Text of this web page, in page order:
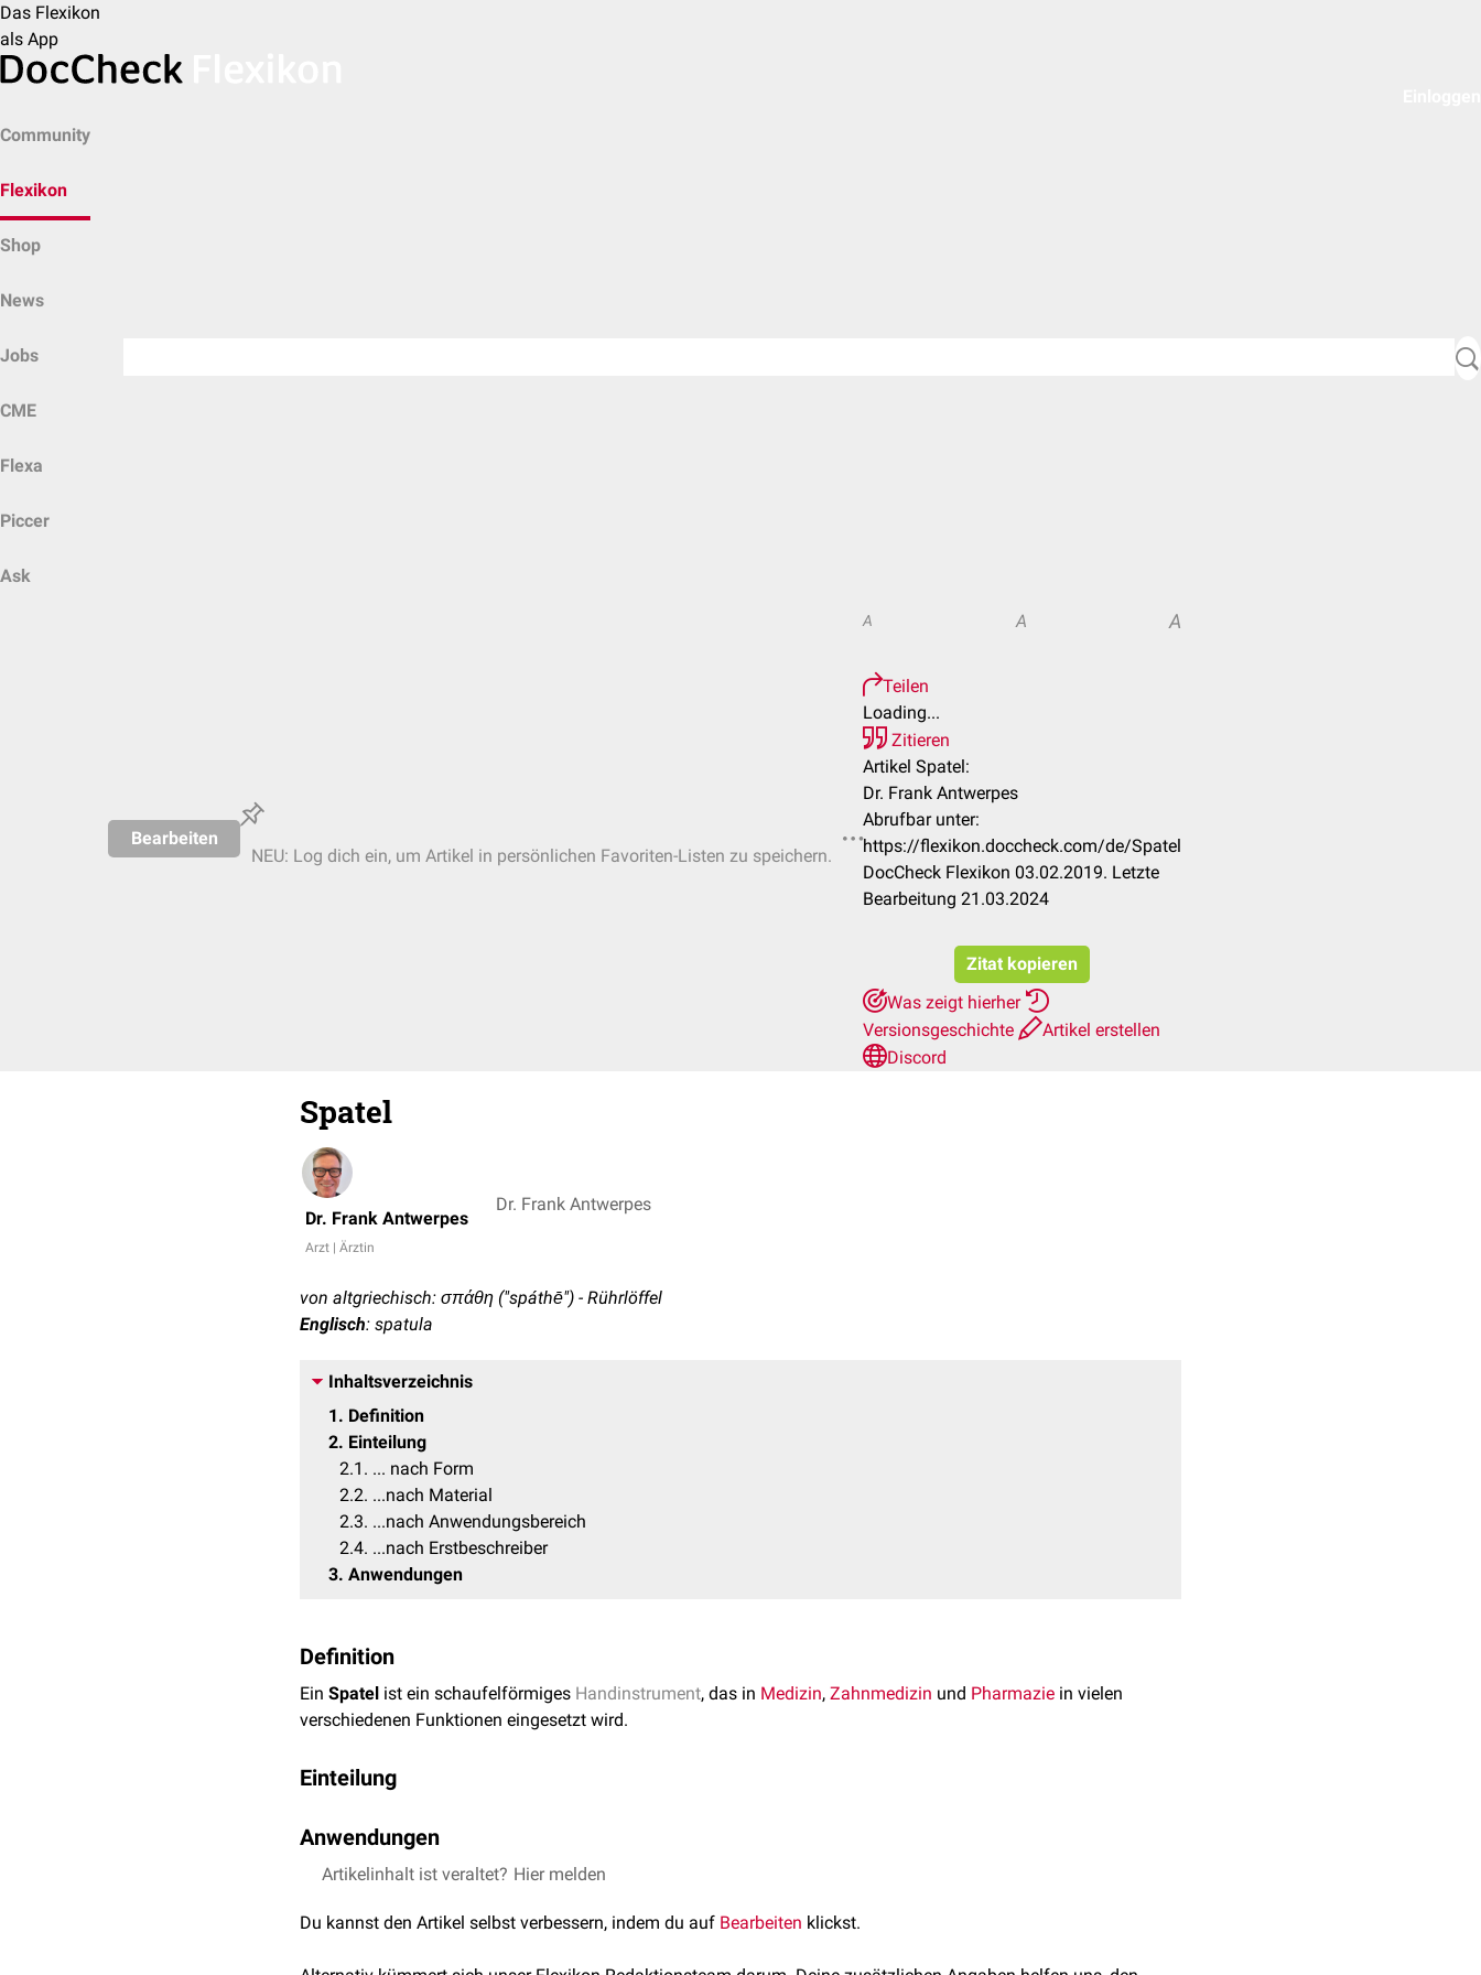
Das Flexikon
als App
Community
Flexikon
Shop
News
Jobs
CME
Flexa
Piccer
Ask
Bearbeiten
NEU: Log dich ein, um Artikel in persönlichen Favoriten-Listen zu speichern.
A A A
Teilen
Loading...
Zitieren
Artikel Spatel:
Dr. Frank Antwerpes
Abrufbar unter:
https://flexikon.doccheck.com/de/Spatel
DocCheck Flexikon 03.02.2019. Letzte
Bearbeitung 21.03.2024
Zitat kopieren
Was zeigt hierher
Versionsgeschichte
Artikel erstellen
Discord
Spatel
Dr. Frank Antwerpes
Arzt | Ärztin
Dr. Frank Antwerpes
von altgriechisch: σπάθη ("spáthē") - Rührlöffel
Englisch: spatula
Inhaltsverzeichnis
1
Definition
2 Einteilung
2.1
... nach Form
2.2 ...nach Material
2.3 ...nach Anwendungsbereich
2.4 ...nach Erstbeschreiber
3 Anwendungen
Definition
Ein Spatel ist ein schaufelförmiges Handinstrument, das in Medizin, Zahnmedizin und Pharmazie in vielen
verschiedenen Funktionen eingesetzt wird.
Einteilung
... nach Form
Flachspatel
Anwendungen
Beispiele für die Verwendung von Spateln im medizinischen Umfeld sind:
Entnahme vonAbstrichen
Artikelinhalt ist veraltet? Hier melden
Du kannst den Artikel selbst verbessern, indem du auf Bearbeiten klickst.